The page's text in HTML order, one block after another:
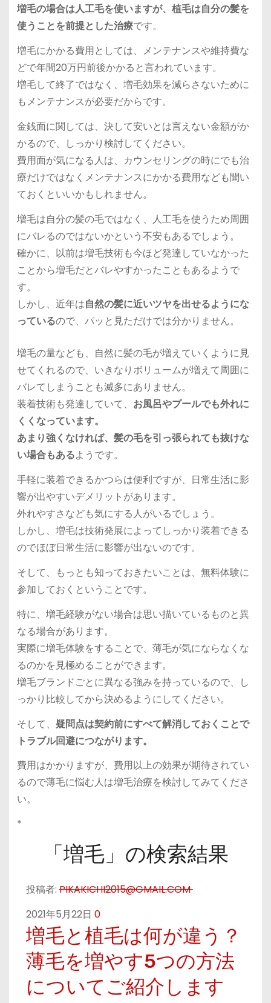
増毛の場合は人工毛を使いますが、植毛は自分の髪を
使うことを前提とした治療です。
増毛にかかる費用としては、 メンテナンスや維持費な
どで年間20万円前後かかる と言われています。
増毛して終了ではなく、 増毛効果を減らさないために
もメンテナンスが必要だからです。
金銭面に関しては、決して安いとは言えない金額がか
かるので、しっかり検討してください。
費用面が気になる人は、カウンセリングの時にでも治
療だけではなくメンテナンスにかかる費用なども聞い
ておくといいかもしれません。
増毛は自分の髪の毛ではなく、人工毛を使うため周囲
にバレるのではないかという不安もあるでしょう。
確かに、以前は増毛技術も今ほど発達していなかった
ことから増毛だとバレやすかったこともあるようで
す。
しかし、近年は自然の髪に近いツヤを出せるようにな
っているので、パッと見ただけでは分かりません。
増毛の量なども、自然に髪の毛が増えていくように見
せてくれるので、いきなりボリュームが増えて周囲に
バレてしまうことも滅多にありません。
装着技術も発達していて、 お風呂やプールでも外れに
くくなっています。
あまり強くなければ、髪の毛を引っ張られても抜けな
い場合もあるようです。
手軽に装着できるかつらは便利ですが、日常生活に影
響が出やすいデメリットがあります。
外れやすさなども気にする人がいるでしょう。
しかし、増毛は技術発展によってしっかり装着できる
のでほぼ日常生活に影響が出ないのです。
そして、もっとも知っておきたいことは、 無料体験に
参加しておく ということです。
特に、増毛経験がない場合は思い描いているものと異
なる場合があります。
実際に増毛体験をすることで、薄毛が気にならなくな
るのかを見極めることができます。
増毛ブランドごとに異なる強みを持っているので、し
っかり比較してから決めるようにしてください。
そして、 疑問点は契約前にすべて解消しておくことで
トラブル回避につながります。
費用はかかりますが、費用以上の効果が期待されてい
るので薄毛に悩む人は増毛治療を検討してみてくださ
い。
*
「増毛」の検索結果
投稿者: PIKAKICHI2015@GMAIL.COM
2021年5月22日 0
増毛と植毛は何が違う？
薄毛を増やす5つの方法
についてご紹介します